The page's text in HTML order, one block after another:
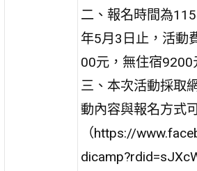
二、報名時間為
年5月3日止，活動
00元，無住宿9200
三、本次活動採取
動內容與報名方式
（https://